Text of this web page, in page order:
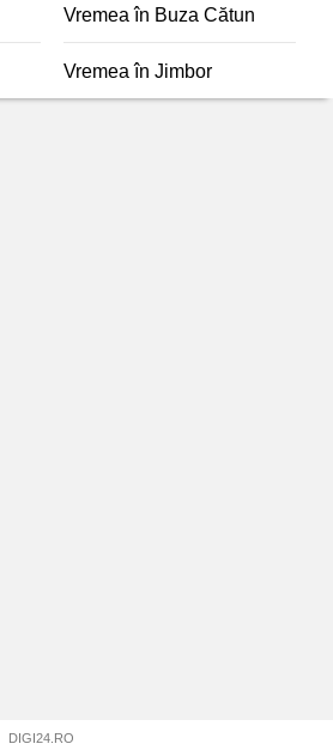
Vremea în Buza Cătun
Vremea în Jimbor
DIGI24.RO